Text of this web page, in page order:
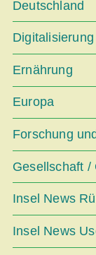
Deutschland
Ernährung
Europa
Forschung
Gesellschaft /
Insel News
Insel News